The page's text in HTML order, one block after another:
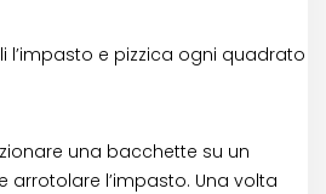
l’impasto e pizzica ogni quadrato
una bacchette su un
l’impasto. Una volta